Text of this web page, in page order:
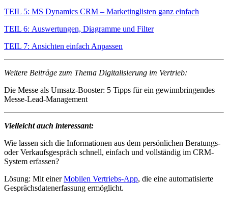
TEIL 5: MS Dynamics CRM – Marketinglisten ganz einfach
TEIL 6: Auswertungen, Diagramme und Filter
TEIL 7: Ansichten einfach Anpassen
Weitere Beiträge zum Thema Digitalisierung im Vertrieb:
Die Messe als Umsatz-Booster: 5 Tipps für ein gewinnbringendes
Messe-Lead-Management
Vielleicht auch interessant:
Wie lassen sich die Informationen aus dem persönlichen Beratungs-
oder Verkaufsgespräch schnell, einfach und vollständig im CRM-
System erfassen?
Lösung: Mit einerMobilen Vertriebs-App, die eine automatisierte
Gesprächsdatenerfassung ermöglicht.